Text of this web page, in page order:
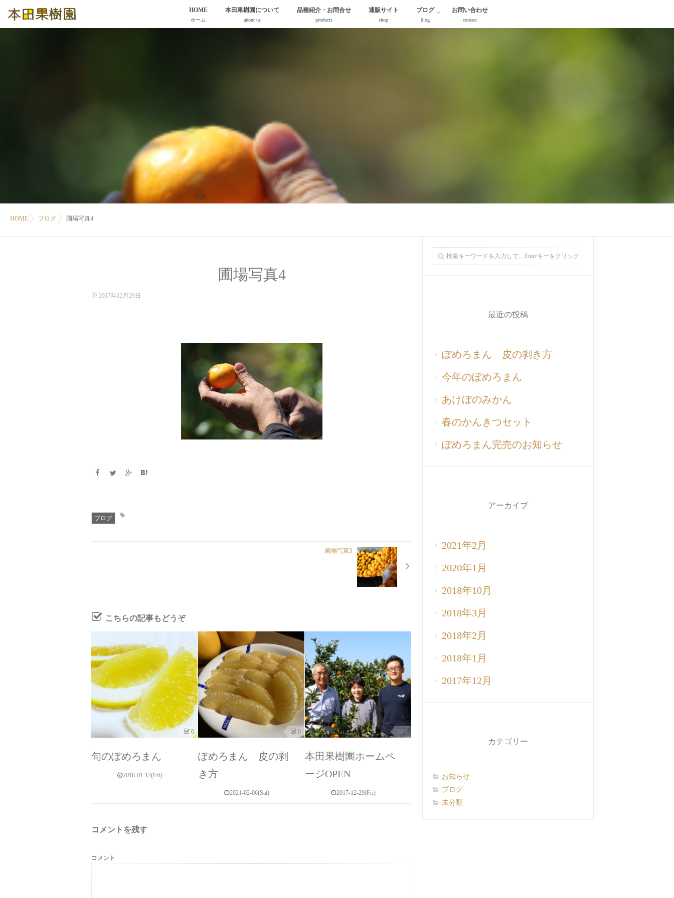
HOME
ホーム
本田果樹園について
about us
品種紹介・お問合せ
products
通販サイト
shop
ブログ
blog
お問い合わせ
contact
HOME ブログ 圃場写真4
圃場写真4
2017年12月29日
ブログ
圃場写真3
こちらの記事もどうぞ
0
旬のぽめろまん
2018-01-12(Fri)
0
ぽめろまん 皮の剥
き方
2021-02-06(Sat)
0
本田果樹園ホームペ
ージOPEN
2017-12-29(Fri)
コメントを残す
コメント
最近の投稿
ぽめろまん 皮の剥き方
今年のぽめろまん
あけぼのみかん
春のかんきつセット
ぽめろまん完売のお知らせ
アーカイブ
2021年2月
2020年1月
2018年10月
2018年3月
2018年2月
2018年1月
2017年12月
カテゴリー
お知らせ
ブログ
未分類